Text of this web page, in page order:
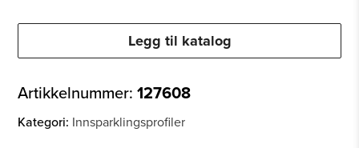
Legg til katalog
Artikkelnummer:127608
Kategori: Innsparklingsprofiler